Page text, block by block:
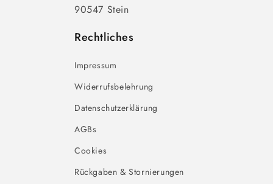
90547 Stein
Rechtliches
Impressum
Widerrufsbelehrung
Datenschutzerklärung
AGBs
Cookies
Rückgaben & Stornierungen